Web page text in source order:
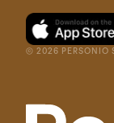
© 2026 PERSONIO